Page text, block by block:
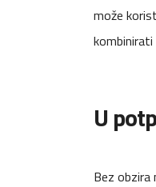
može
U
Bez obzira